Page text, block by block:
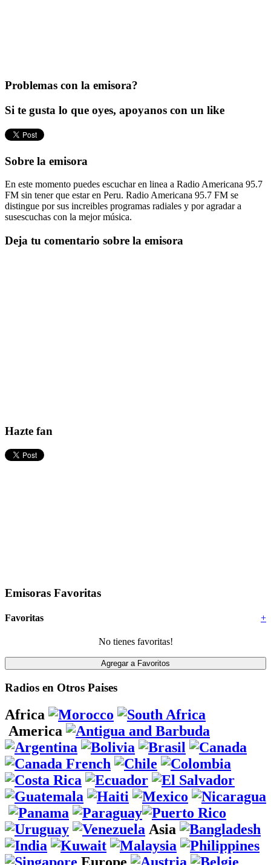
Problemas con la emisora?
Si te gusta lo que oyes, apoyanos con un like
Sobre la emisora
En este momento puedes escuchar en linea a Radio Americana 95.7
FM sin tener que estar en Peru. Radio Americana 95.7 FM se
distingue por sus increibles programas radiales y por agradar a
susescuchas con la mejor música.
Deja tu comentario sobre la emisora
Hazte fan
Emisoras Favoritas
+
Favoritas
No tienes favoritas!
Radios en Otros Paises
Africa
America
Asia